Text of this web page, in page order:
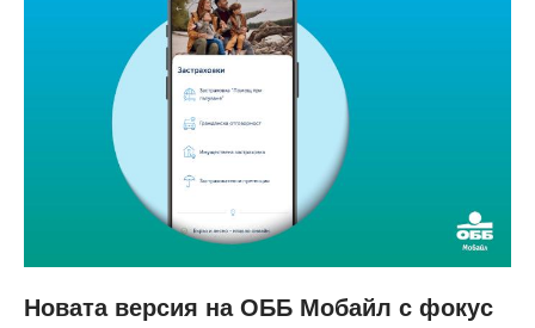
Новата версия на ОББ Мобайл с фокус